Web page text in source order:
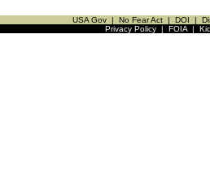
USA Gov | No Fear Act | DOI |
Privacy Policy| FOIA|